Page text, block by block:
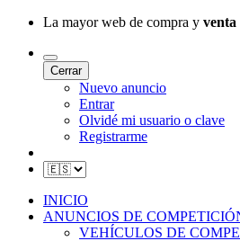
La mayor web de compra y venta
Cerrar
Nuevo anuncio
Entrar
Olvidé mi usuario o clave
Registrarme
INICIO
ANUNCIOS DE
VEHÍCULOS DE